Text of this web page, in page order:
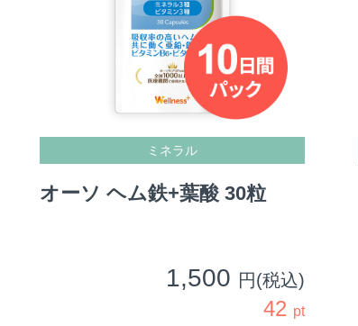
ミネラル
オーソ ヘム鉄+葉酸 30粒
1,500 円(税込)
42 pt